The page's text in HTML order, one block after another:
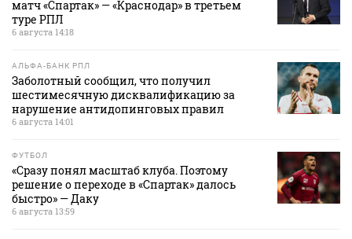
матч «Спартак» — «Краснодар» в третьем
туре РПЛ
6 августа 14:18
АЛЬФА-БАНК РПЛ
Заболотный сообщил, что получил
шестимесячную дисквалификацию за
нарушение антидопинговых правил
6 августа 14:01
ФУТБОЛ
«Сразу понял масштаб клуба. Поэтому
решение о переходе в «Спартак» далось
быстро» — Даку
6 августа 13:59